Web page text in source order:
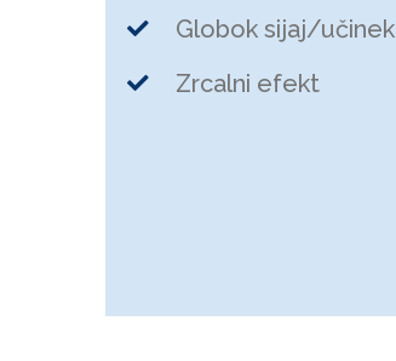
Globok sijaj/učinek
Zrcalni efekt